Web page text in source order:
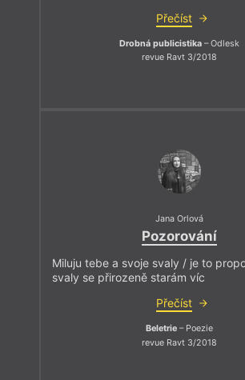
Přečíst
Drobná publicistika – Odlesk
revue Ravt 3/2018
Jana Orlová
Pozorování
Miluju tebe a svoje svaly / je to
svaly se přirozeně starám víc
Přečíst
Beletrie – Poezie
revue Ravt 3/2018